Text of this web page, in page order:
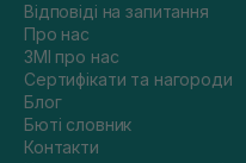
Відповіді на запитання
Про нас
ЗМІ про нас
Сертифікати та нагороди
Блог
Бюті словник
Контакти